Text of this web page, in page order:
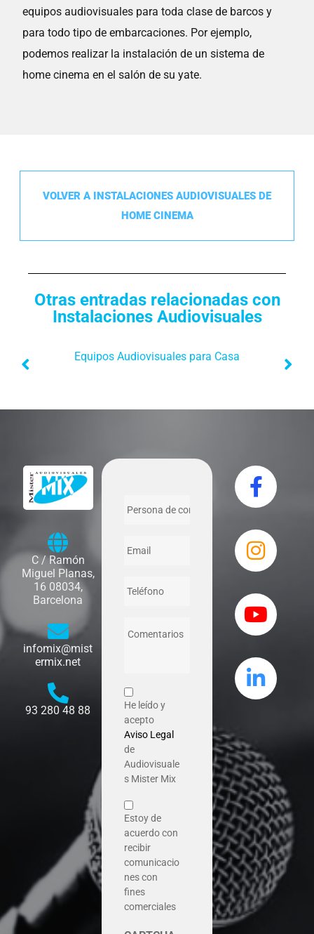
equipos audiovisuales para toda clase de barcos y
para todo tipo de embarcaciones. Por ejemplo,
podemos realizar la instalación de un sistema de
home cinema en el salón de su yate.
VOLVER A INSTALACIONES AUDIOVISUALES DE
HOME CINEMA
Otras entradas relacionadas con
Instalaciones Audiovisuales
Equipos Audiovisuales para Casa
C / Ramón
Miguel Planas,
16 08034,
Barcelona
infomix@mist
ermix.net
93 280 48 88
He leído y
acepto
Aviso Legal
de
Audiovisuale
s Mister Mix
Estoy de
acuerdo con
recibir
comunicacio
nes con
fines
comerciales